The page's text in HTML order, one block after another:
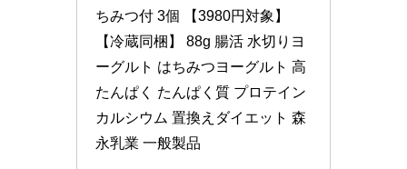
ちみつ付 3個 【3980円対象】
【冷蔵同梱】 88g 腸活 水切りヨ
ーグルト はちみつヨーグルト 高
たんぱく たんぱく質 プロテイン
カルシウム 置換えダイエット 森
永乳業 一般製品